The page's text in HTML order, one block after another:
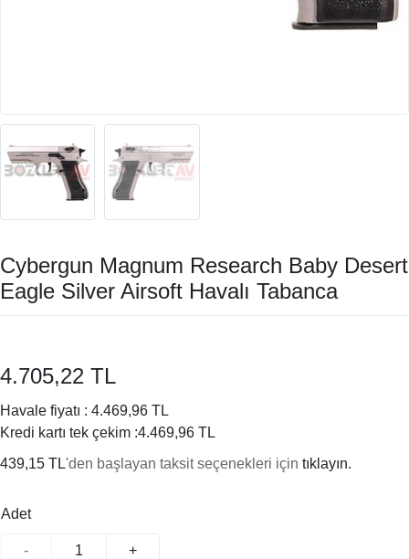
Cybergun Magnum Research Baby Desert
Eagle Silver Airsoft Havalı Tabanca
4.705,22 TL
Havale fiyatı : 4.469,96 TL
Kredi kartı tek çekim :4.469,96 TL
439,15 TL'den başlayan taksit seçenekleri için tıklayın.
Adet
- +